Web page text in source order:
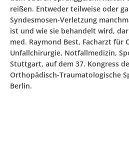
reißen. Entweder teilweise oder
Syndesmosen-Verletzung
ist und wie sie behandelt wird,
med. Raymond Best, Facharzt für
Unfallchirurgie, Notfallmedizin,
Stuttgart, auf dem 37. Kongress
Orthopädisch-Traumatologische
Berlin.